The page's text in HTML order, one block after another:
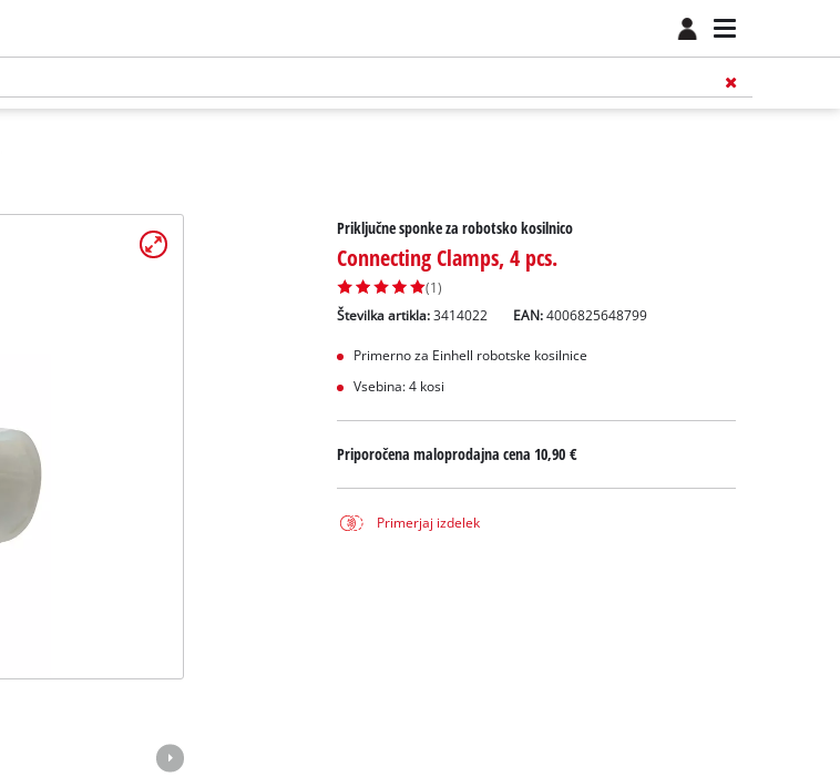
Priključne sponke za robotsko kosilnico
Connecting Clamps, 4 pcs.
(1)
Številka artikla: 3414022 EAN:4006825648799
Primerno za Einhell robotske kosilnice
Vsebina: 4 kosi
Priporočena maloprodajna cena 10,90 €
Primerjaj izdelek